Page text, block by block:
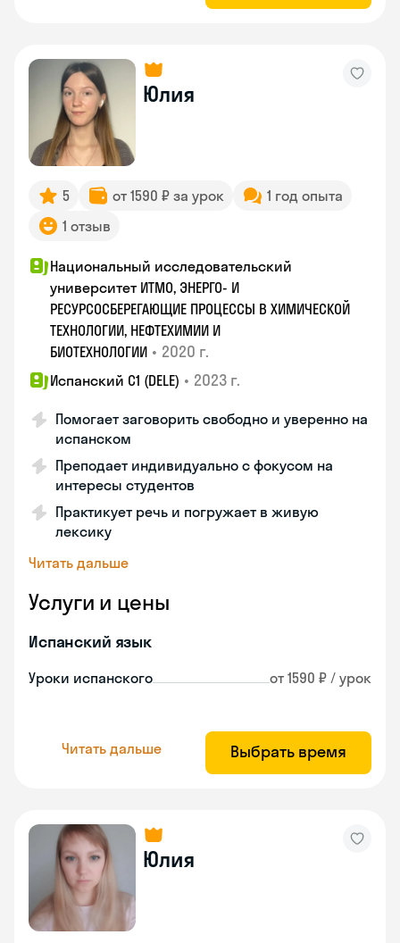
Юлия
5 от 1590 ₽ за урок
1 год опыта
1 отзыв
Национальный исследовательский
университет ИТМО, ЭНЕРГО- И
РЕСУРСОСБЕРЕГАЮЩИЕ ПРОЦЕССЫ В ХИМИЧЕСКОЙ
ТЕХНОЛОГИИ, НЕФТЕХИМИИ И
БИОТЕХНОЛОГИИ • 2020 г.
Испанский С1 (DELE) • 2023 г.
Помогает заговорить свободно и уверенно на
испанском
Преподает индивидуально с фокусом на
интересы студентов
Практикует речь и погружает в живую
лексику
Читать дальше
Услуги и цены
Испанский язык
Уроки испанского от 1590 ₽ / урок
Читать дальше Выбрать время
Юлия